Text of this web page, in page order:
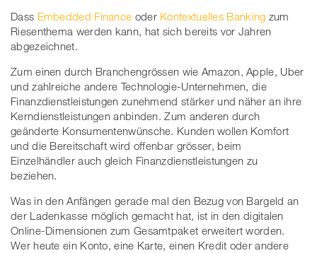
Dass Embedded Finance oder Kontextuelles Banking zum
Riesenthema werden kann, hat sich bereits vor Jahren
abgezeichnet.
Zum einen durch Branchengrössen wie Amazon, Apple, Uber
und zahlreiche andere Technologie-Unternehmen, die
Finanzdienstleistungen zunehmend stärker und näher an ihre
Kerndienstleistungen anbinden. Zum anderen durch
geänderte Konsumentenwünsche. Kunden wollen Komfort
und die Bereitschaft wird offenbar grösser, beim
Einzelhändler auch gleich Finanzdienstleistungen zu
beziehen.
Was in den Anfängen gerade mal den Bezug von Bargeld an
der Ladenkasse möglich gemacht hat, ist in den digitalen
Online-Dimensionen zum Gesamtpaket erweitert worden.
Wer heute ein Konto, eine Karte, einen Kredit oder andere